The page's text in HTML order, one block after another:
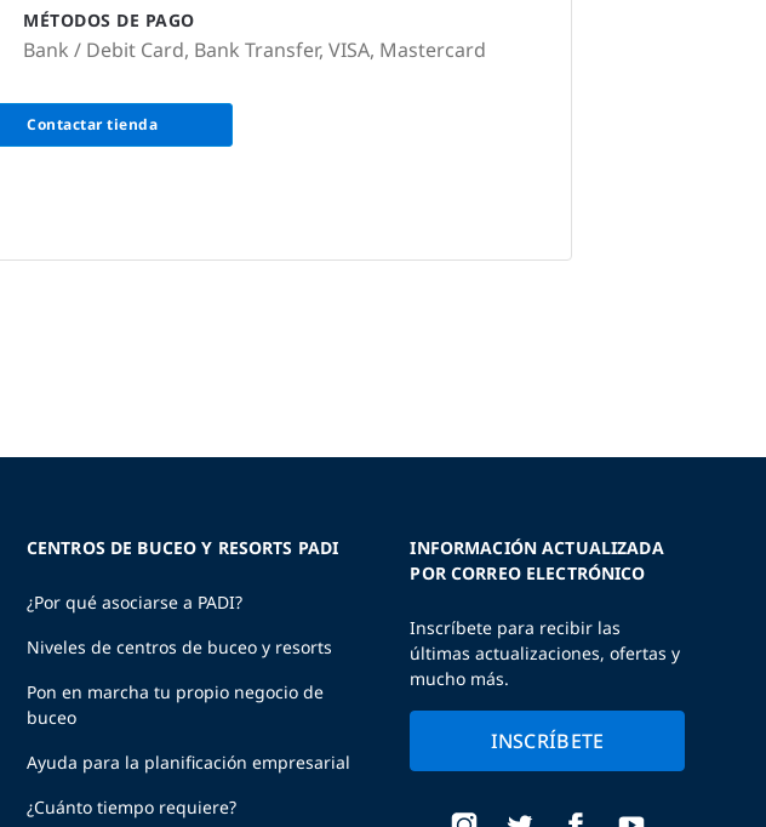
MÉTODOS DE PAGO
Bank / Debit Card, Bank Transfer, VISA, Mastercard
Contactar tienda
CENTROS DE BUCEO Y RESORTS PADI
¿Por qué asociarse a PADI?
Niveles de centros de buceo y resorts
Pon en marcha tu propio negocio de
buceo
Ayuda para la planificación empresarial
¿Cuánto tiempo requiere?
INFORMACIÓN ACTUALIZADA
POR CORREO ELECTRÓNICO
Inscríbete para recibir las
últimas actualizaciones, ofertas y
mucho más.
INSCRÍBETE